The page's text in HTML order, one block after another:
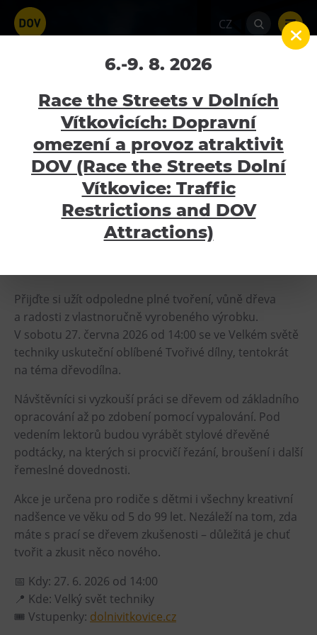
CZ
Tvořivé dílny –
DŘEVODÍLNA
Home Kalendář akcí
Tvořivé dílny –
27.6.2026
Atraktivity
Bolt Tower
Velký svět techniky
Malý svět techniky U6
Gong
Galerie Gong
Hornické muzeum
Heligonka
HopJump
Národní zemědělské muzeum
Fajna Dilna
FUTUREUM
Dolní Vítkovice
Hornické muzeum
Bolt Café
Kavárna Velký Svět techniky
Tvořivé dílny: Dřevodílna zve
Přijďte si užít odpoledne plné tvoření, vůně dřeva
a radosti z vlastnoručně vyrobeného výrobku.
V sobotu 27. června 2026 od 14:00 se ve Velkém světě
techniky uskuteční oblíbené Tvořivé dílny, tentokrát
na téma dřevodílna.
Návštěvníci si vyzkouší práci se dřevem od základního
opracování až po zdobení pomocí vypalování. Pod
vedením lektorů budou vyrábět stylové dřevěné
podtácky, na kterých si procvičí řezání, broušení i další
řemeslné dovednosti.
Akce je určena pro rodiče s dětmi i všechny kreativní
nadšence ve věku od 5 do 99 let. Nezáleží na tom, zda
máte s prací se dřevem zkušenosti – důležitá je chuť
tvořit a zkusit něco nového.
📅 Kdy: 27. 6. 2026 od 14:00
📍 Kde: Velký svět techniky
🎟 Vstupenky: dolnivitkovice.cz
6.-9. 8. 2026
Race the Streets v Dolních
Vítkovicích: Dopravní
omezení a provoz atraktivit
DOV (Race the Streets Dolní
Vítkovice: Traffic
Restrictions and DOV
Attractions)